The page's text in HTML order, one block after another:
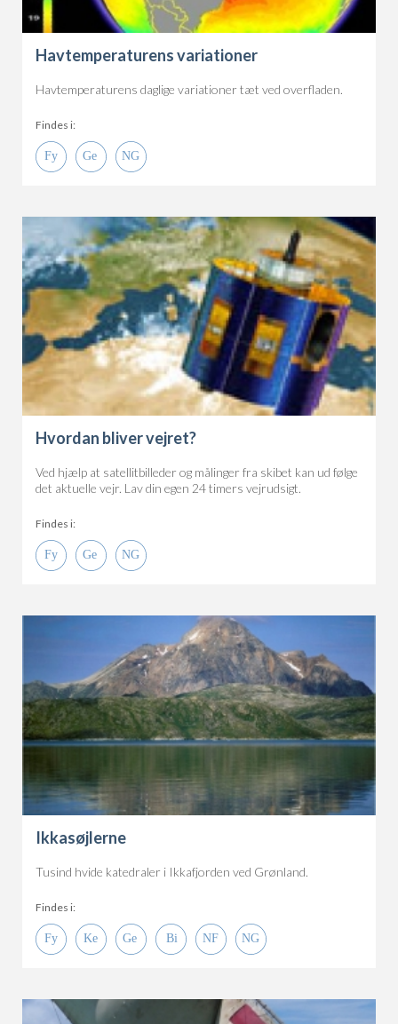
Havtemperaturens variationer
Havtemperaturens daglige variationer tæt ved overfladen.
Findes i:
Hvordan bliver vejret?
Ved hjælp at satellitbilleder og målinger fra skibet kan ud følge
det aktuelle vejr. Lav din egen 24 timers vejrudsigt.
Findes i:
Ikkasøjlerne
Tusind hvide katedraler i Ikkafjorden ved Grønland.
Findes i: